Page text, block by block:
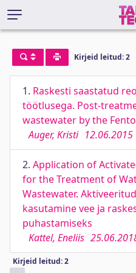
Kirjeid leitud: 2
1. Raskesti saastatud
töötlusega. Post-
wastewater by the
Auger, Kristi 12.06.2015
2. Application of
for the Treatment of
Wastewater.
kasutamine vee ja
puhastamiseks
Kattel, Eneliis
Kirjeid leitud: 2